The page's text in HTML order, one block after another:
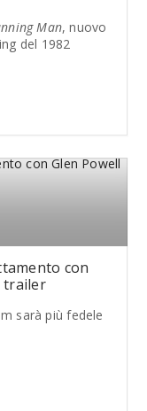
Man, nuovo
del 1982
con
trailer
sarà più fedele